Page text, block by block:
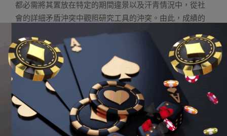
都必需將其置放在特定的期間違景以及汗青情況中，從社
會的詳細矛盾沖突中觀照研究工具的沖突。由此，成績的
實際化成為馬克思登上德國哲學岑嶺的階梯。
黑格爾曾經經寫過一段緊張的話：“真實的思惟以及迷信的
洞見，只有經由過程觀點所作的勞動才能取得。只有觀點
才能發生學問的廣泛性，而所發生進去的這類學問的廣泛
性，一方面，既不帶有平凡常識一切的那種常見的不確定
性以及枯窘性，而是造成了的以及完滿的學問，另一方
面，又不是由于蠢才的懶散以及自大而趨于松弛的感性先
天所具備的那種不常見的廣泛性，而是已經經生長到原先